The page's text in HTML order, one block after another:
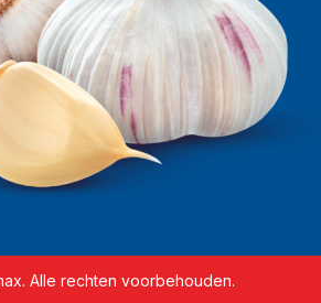
Alle rechten voorbehouden.